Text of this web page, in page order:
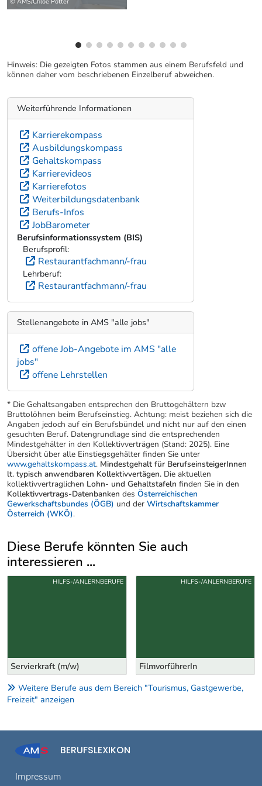
Hinweis: Die gezeigten Fotos stammen aus einem Berufsfeld und
können daher vom beschriebenen Einzelberuf abweichen.
Weiterführende Informationen
Karrierekompass
Ausbildungskompass
Gehaltskompass
Karrierevideos
Karrierefotos
Weiterbildungsdatenbank
Berufs-Infos
JobBarometer
Berufsinformationssystem (BIS)
Berufsprofil:
Restaurantfachmann/-frau
Lehrberuf:
Restaurantfachmann/-frau
Stellenangebote in AMS "alle jobs"
offene Job-Angebote im AMS "alle
jobs"
offene Lehrstellen
* Die Gehaltsangaben entsprechen den Bruttogehältern bzw
Bruttolöhnen beim Berufseinstieg. Achtung: meist beziehen sich die
Angaben jedoch auf ein Berufsbündel und nicht nur auf den einen
gesuchten Beruf. Datengrundlage sind die entsprechenden
Mindestgehälter in den Kollektivverträgen (Stand: 2025). Eine
Übersicht über alle Einstiegsgehälter finden Sie unter
www.gehaltskompass.at. Mindestgehalt für BerufseinsteigerInnen
lt. typisch anwendbaren Kollektivvertägen. Die aktuellen
kollektivvertraglichen Lohn- und Gehaltstafeln finden Sie in den
Kollektivvertrags-Datenbanken des Österreichischen
Gewerkschaftsbundes (ÖGB) und der Wirtschaftskammer
Österreich (WKÖ).
Diese Berufe könnten Sie auch
interessieren ...
Uber weitere Berufsvorschläge
Servierkraft (m/w)
HILFS-/ANLERNBERUFE
FilmvorführerIn
HILFS-/ANLERNBERUFE
Weitere Berufe aus dem Bereich "Tourismus, Gastgewerbe,
Freizeit" anzeigen
BERUFSLEXIKON
Impressum